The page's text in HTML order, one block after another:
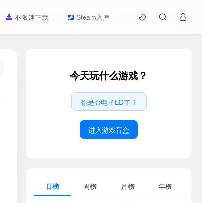
不限速下载 Steam入库
今天玩什么游戏？
你是否电子ED了？
进入游戏盲盒
日榜 周榜 月榜 年榜